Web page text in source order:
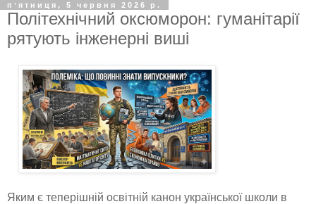
пʼятниця, 5 червня 2026 р.
Політехнічний оксюморон: гуманітарії
рятують інженерні виші
Яким є теперішній освітній канон української школи в